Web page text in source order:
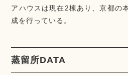
アハウスは現在2棟あり、京都の
成を行っている。
蒸留所DATA